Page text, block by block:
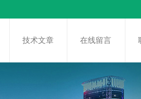
技术文章 在线留言